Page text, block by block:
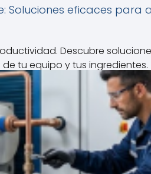
Soluciones eficaces para
Descubre
tu equipo y tus ingredientes.
Articulo